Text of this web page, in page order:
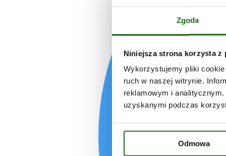
Zgoda
Niniejsza strona korzysta z
Wykorzystujemy pliki
ruch w naszej witrynie.
reklamowym i
uzyskanymi podczas
Odmowa